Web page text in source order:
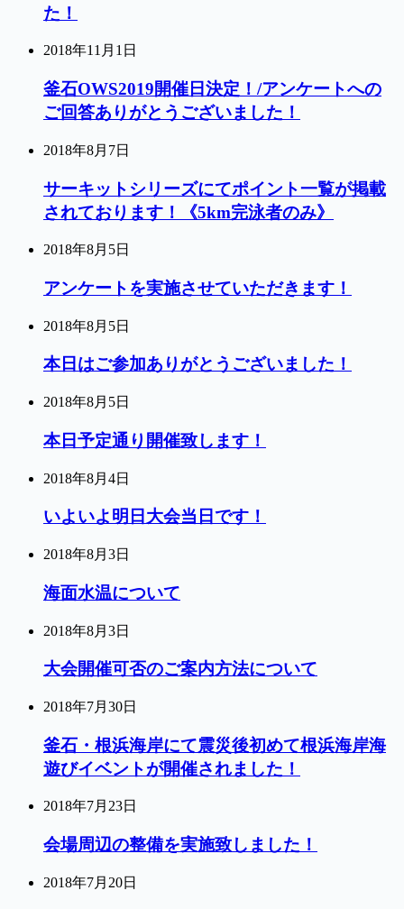
た！
2018年11月1日
釜石OWS2019開催日決定！/アンケートへの
ご回答ありがとうございました！
2018年8月7日
サーキットシリーズにてポイント一覧が掲載
されております！《5km完泳者のみ》
2018年8月5日
アンケートを実施させていただきます！
2018年8月5日
本日はご参加ありがとうございました！
2018年8月5日
本日予定通り開催致します！
2018年8月4日
いよいよ明日大会当日です！
2018年8月3日
海面水温について
2018年8月3日
大会開催可否のご案内方法について
2018年7月30日
釜石・根浜海岸にて震災後初めて根浜海岸海
遊びイベントが開催されました！
2018年7月23日
会場周辺の整備を実施致しました！
2018年7月20日